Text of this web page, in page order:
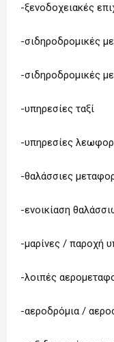
-ξενοδοχειακές
-σιδηροδρομικές
-σιδηροδρομικές
-υπηρεσίες ταξί
-υπηρεσίες
-θαλάσσιες
-ενοικίαση
-μαρίνες / παροχή
-λοιπές
-αεροδρόμια /